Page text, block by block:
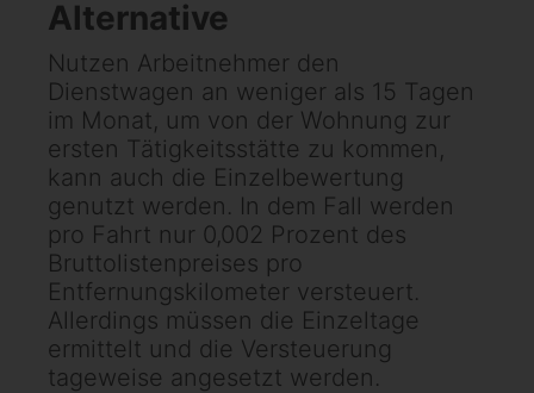
Alternative
Nutzen Arbeitnehmer den
Dienstwagen an weniger als 15 Tagen
im Monat, um von der Wohnung zur
ersten Tätigkeitsstätte zu kommen,
kann auch die Einzelbewertung
genutzt werden. In dem Fall werden
pro Fahrt nur 0,002 Prozent des
Bruttolistenpreises pro
Entfernungskilometer versteuert.
Allerdings müssen die Einzeltage
ermittelt und die Versteuerung
tageweise angesetzt werden.